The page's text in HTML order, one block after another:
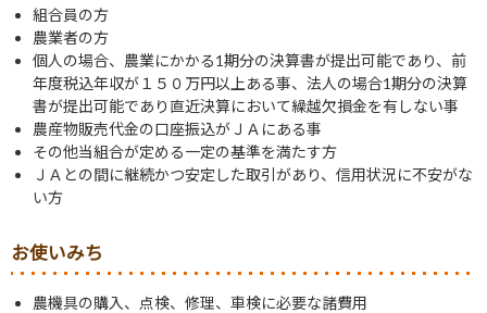
組合員の方
農業者の方
個人の場合、農業にかかる1期分の決算書が提出可能であり、前
年度税込年収が１５０万円以上ある事、法人の場合1期分の決算
書が提出可能であり直近決算において繰越欠損金を有しない事
農産物販売代金の口座振込がＪＡにある事
その他当組合が定める一定の基準を満たす方
ＪＡとの間に継続かつ安定した取引があり、信用状況に不安がな
い方
お使いみち
農機具の購入、点検、修理、車検に必要な諸費用